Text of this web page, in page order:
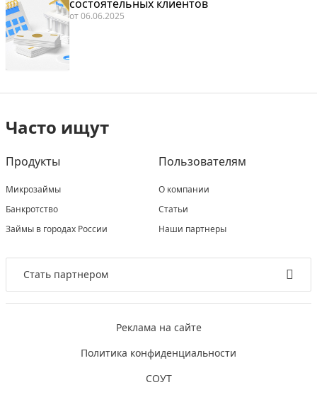
состоятельных клиентов
от06.06.2025
Часто ищут
Продукты
Микрозаймы
Банкротство
Займы в городах России
Пользователям
О компании
Статьи
Наши партнеры
Стать партнером
Реклама на сайте
Политика конфиденциальности
СОУТ